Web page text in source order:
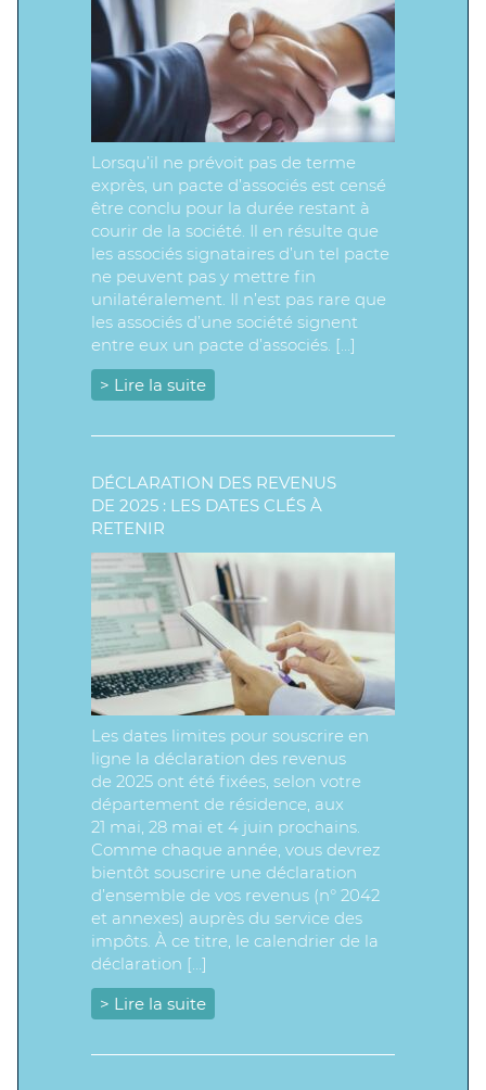
Lorsqu’il ne prévoit pas de terme
exprès, un pacte d’associés est censé
être conclu pour la durée restant à
courir de la société. Il en résulte que
les associés signataires d’un tel pacte
ne peuvent pas y mettre fin
unilatéralement. Il n’est pas rare que
les associés d’une société signent
entre eux un pacte d’associés. […]
> Lire la suite
DÉCLARATION DES REVENUS
DE 2025 : LES DATES CLÉS À
RETENIR
Les dates limites pour souscrire en
ligne la déclaration des revenus
de 2025 ont été fixées, selon votre
département de résidence, aux
21 mai, 28 mai et 4 juin prochains.
Comme chaque année, vous devrez
bientôt souscrire une déclaration
d’ensemble de vos revenus (n° 2042
et annexes) auprès du service des
impôts. À ce titre, le calendrier de la
déclaration […]
> Lire la suite